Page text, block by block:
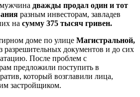
дважды продал один и тот
разным инвесторам, завладев
на сумму 375 тысяч гривен.
доме по улице Магистральной,
разрешительных документов и до сих
После проблем с
предложили поступить в
который возглавили лица,
застройщиком.